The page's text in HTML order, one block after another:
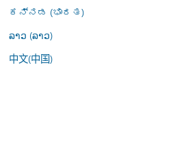
ಕನ್ನಡ (ಭಾರತ)
ລາວ (ລາວ)
中文(中国)